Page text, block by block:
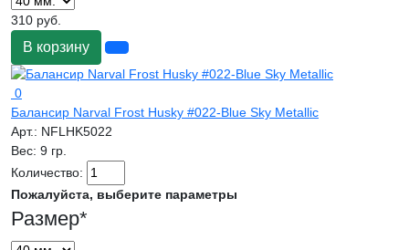
310 руб.
В корзину
0
Балансир Narval Frost Husky #022-Blue Sky Metallic
Арт.: NFLHK5022
Вес: 9 гр.
Количество:
Пожалуйста, выберите параметры
Размер*